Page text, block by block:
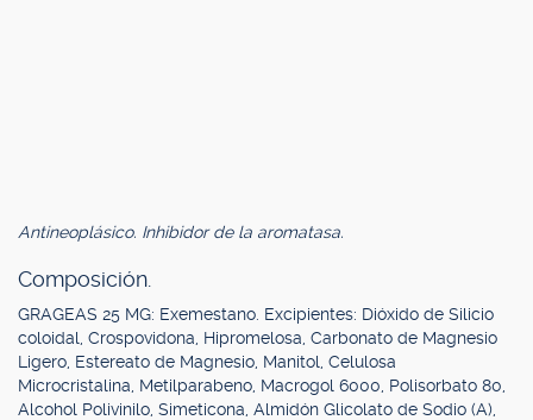
Antineoplásico. Inhibidor de la aromatasa.
Composición.
GRAGEAS 25 MG: Exemestano. Excipientes: Dióxido de Silicio
coloidal, Crospovidona, Hipromelosa, Carbonato de Magnesio
Ligero, Estereato de Magnesio, Manitol, Celulosa
Microcristalina, Metilparabeno, Macrogol 6000, Polisorbato 80,
Alcohol Polivinilo, Simeticona, Almidón Glicolato de Sodio (A),